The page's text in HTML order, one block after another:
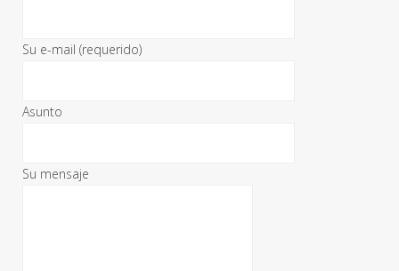
Su e-mail (requerido)
Asunto
Su mensaje